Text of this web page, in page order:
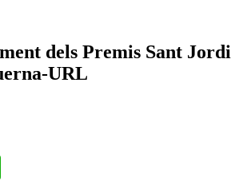
dels Premis Sant Jordi
URL